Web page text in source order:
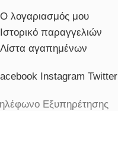
Ο λογαριασμός μου
Ιστορικό παραγγελιών
Λίστα αγαπημένων
Instagram Twitter
Εξυπηρέτησης